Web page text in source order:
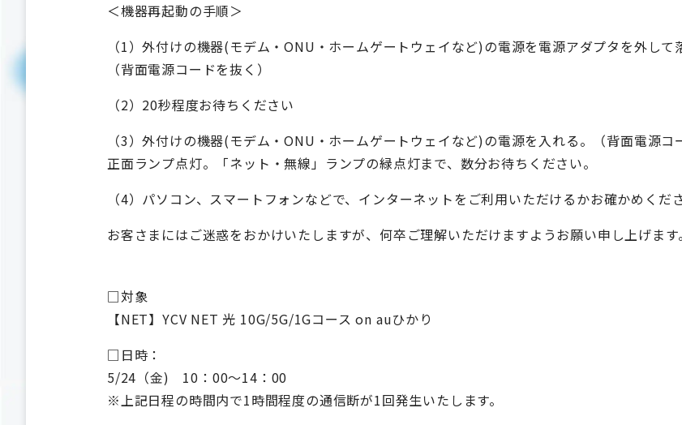
＜機器再起動の手順＞
（1）外付けの機器(モデム・ONU・ホームゲートウェイなど)の電源を電源アダプタを外して
（背面電源コードを抜く）
（2）20秒程度お待ちください
（3）外付けの機器(モデム・ONU・ホームゲートウェイなど)の電源を入れる。（背面電源コ
正面ランプ点灯。「ネット・無線」ランプの緑点灯まで、数分お待ちください。
（4）パソコン、スマートフォンなどで、インターネットをご利用いただけるかお確かめくださ
お客さまにはご迷惑をおかけいたしますが、何卒ご理解いただけますようお願い申し上げます。
□対象
【NET】YCV NET 光 10G/5G/1Gコース on auひかり
□日時：
5/24（金) 10：00～14：00
※上記日程の時間内で1時間程度の通信断が1回発生いたします。